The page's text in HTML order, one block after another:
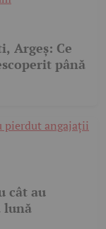
Argeș: Ce
până
cât au
lună